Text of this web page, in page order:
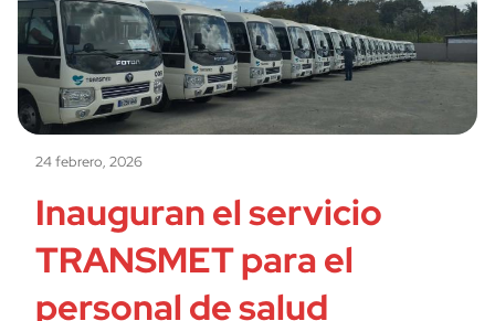
24 febrero, 2026
Inauguran el servicio
TRANSMET para el
personal de salud